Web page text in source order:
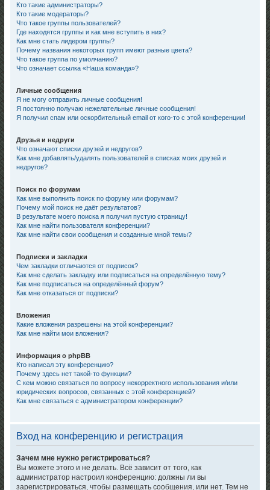
Кто такие администраторы?
Кто такие модераторы?
Что такое группы пользователей?
Где находятся группы и как мне вступить в них?
Как мне стать лидером группы?
Почему названия некоторых групп имеют разные цвета?
Что такое группа по умолчанию?
Что означает ссылка «Наша команда»?
Личные сообщения
Я не могу отправить личные сообщения!
Я постоянно получаю нежелательные личные сообщения!
Я получил спам или оскорбительный email от кого-то с этой конференции!
Друзья и недруги
Что означают списки друзей и недругов?
Как мне добавлять/удалять пользователей в списках моих друзей и
недругов?
Поиск по форумам
Как мне выполнить поиск по форуму или форумам?
Почему мой поиск не даёт результатов?
В результате моего поиска я получил пустую страницу!
Как мне найти пользователя конференции?
Как мне найти свои сообщения и созданные мной темы?
Подписки и закладки
Чем закладки отличаются от подписок?
Как мне сделать закладку или подписаться на определённую тему?
Как мне подписаться на определённый форум?
Как мне отказаться от подписки?
Вложения
Какие вложения разрешены на этой конференции?
Как мне найти мои вложения?
Информация о phpBB
Кто написал эту конференцию?
Почему здесь нет такой-то функции?
С кем можно связаться по вопросу некорректного использования и/или
юридических вопросов, связанных с этой конференцией?
Как мне связаться с администратором конференции?
Вход на конференцию и регистрация
Зачем мне нужно регистрироваться?
Вы можете этого и не делать. Всё зависит от того, как
администратор настроил конференцию: должны ли вы
зарегистрироваться, чтобы размещать сообщения, или нет. Тем не